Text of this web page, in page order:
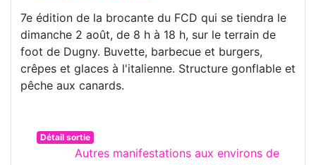
7e édition de la brocante du FCD qui se tiendra le
dimanche 2 août, de 8 h à 18 h, sur le terrain de
foot de Dugny. Buvette, barbecue et burgers,
crêpes et glaces à l'italienne. Structure gonflable et
pêche aux canards.
Détail sortie
Autres manifestations aux environs de